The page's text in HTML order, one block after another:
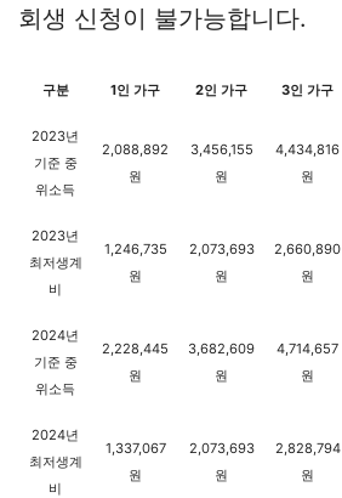
회생 신청이 불가능합니다.
구분 1인 가구 2인 가구 3인 가구
2023년
기준 중
위소득
2,088,892
원
3,456,155
원
4,434,816
원
2023년
최저생계
비
1,246,735
원
2,073,693
원
2,660,890
원
2024년
기준 중
위소득
2,228,445
원
3,682,609
원
4,714,657
원
2024년
최저생계
비
1,337,067
원
2,073,693
원
2,828,794
원